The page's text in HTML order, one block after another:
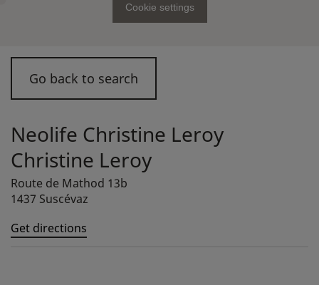
Go back to search
Neolife Christine Leroy
Christine Leroy
Route de Mathod 13b
1437 Suscévaz
Get directions
Cookie settings